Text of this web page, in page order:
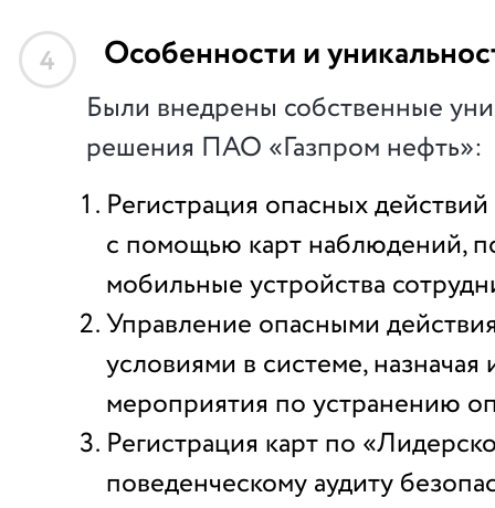
4 Особенности и
Были внедрены собственные
решения ПАО «Газпром нефть»:
Регистрация опасных
с помощью карт наблюдений,
мобильные устройства
Управление опасными
условиями в системе,
мероприятия по устранению
Регистрация карт по
поведенческому аудиту